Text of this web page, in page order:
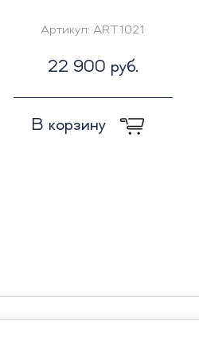
Артикул:ART1021
22 900 руб.
В корзину